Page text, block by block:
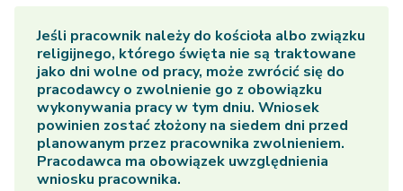
Jeśli pracownik należy do kościoła albo związku
religijnego, którego święta nie są traktowane
jako dni wolne od pracy, może zwrócić się do
pracodawcy o zwolnienie go z obowiązku
wykonywania pracy w tym dniu. Wniosek
powinien zostać złożony na siedem dni przed
planowanym przez pracownika zwolnieniem.
Pracodawca ma obowiązek uwzględnienia
wniosku pracownika.